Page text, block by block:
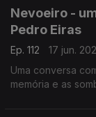
Nevoeiro -
Pedro Eiras
Ep. 112
17 jun.
Uma conversa
memória e as